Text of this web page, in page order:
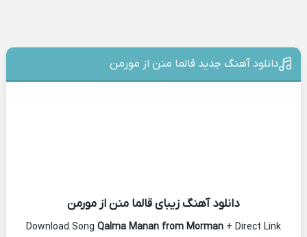
دانلود آهنگ جدید قالما منن از مورمن
دانلود آهنگ زیبای قالما منن از مورمن
Download Song Qalma Manan from Morman + Direct Link